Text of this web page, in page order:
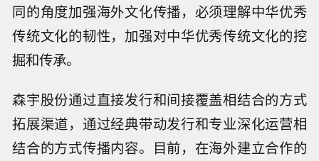
同的角度加强海外文化传播，必须理解中华优秀
传统文化的韧性，加强对中华优秀传统文化的挖
掘和传承。
森宇股份通过直接发行和间接覆盖相结合的方式
拓展渠道，通过经典带动发行和专业深化运营相
结合的方式传播内容。目前，在海外建立合作的